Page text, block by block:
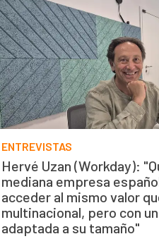
ENTREVISTAS
Hervé Uzan (Workday):
mediana empresa
acceder al mismo valor
multinacional, pero con
adaptada a su tamaño"